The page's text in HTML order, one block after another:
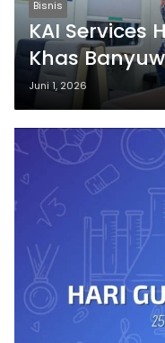
Bisnis
KAI Services
Khas
Kereta Api
Juni 1, 2026